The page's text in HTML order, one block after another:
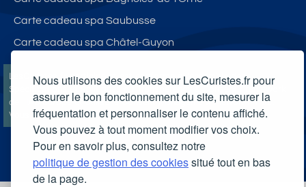
Nous utilisons des cookies sur LesCuristes.fr pour
assurer le bon fonctionnement du site, mesurer la
fréquentation et personnaliser le contenu affiché.
Vous pouvez à tout moment modifier vos choix.
Pour en savoir plus, consultez notre
politique de gestion des cookiessitué tout en bas
de la page.
Carte cadeau spa Saubusse
Carte cadeau spa Châtel-Guyon
LesCuristes.fr participe et est conforme à l'ensemble des
Spécifications et Politiques du Transparency & Consent Framework
de l'IAB Europe et utilise la Consent Management Platform n°92.
Vous pouvez modifier vos choix à tout moment encliquant ici.